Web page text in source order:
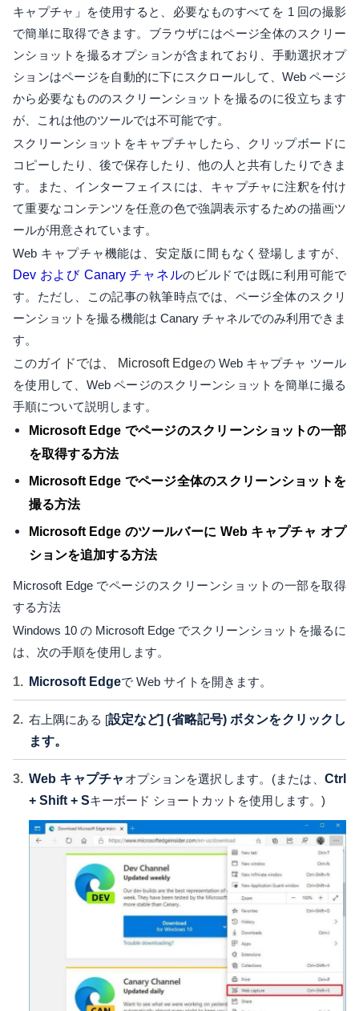
キャプチャ」を使用すると、必要なものすべてを 1 回の撮影
で簡単に取得できます。ブラウザにはページ全体のスクリー
ンショットを撮るオプションが含まれており、手動選択オプ
ションはページを自動的に下にスクロールして、Web ページ
から必要なもののスクリーンショットを撮るのに役立ちます
が、これは他のツールでは不可能です。
スクリーンショットをキャプチャしたら、クリップボードに
コピーしたり、後で保存したり、他の人と共有したりできま
す。また、インターフェイスには、キャプチャに注釈を付け
て重要なコンテンツを任意の色で強調表示するための描画ツ
ールが用意されています。
Web キャプチャ機能は、安定版に間もなく登場しますが、
Dev および Canary チャネルのビルドでは既に利用可能で
す。ただし、この記事の執筆時点では、ページ全体のスクリ
ーンショットを撮る機能は Canary チャネルでのみ利用できま
す。
このガイドでは、 Microsoft Edgeの Web キャプチャ ツール
を使用して、Web ページのスクリーンショットを簡単に撮る
手順について説明します。
Microsoft Edge でページのスクリーンショットの一部
を取得する方法
Microsoft Edge でページ全体のスクリーンショットを
撮る方法
Microsoft Edge のツールバーに Web キャプチャ オプ
ションを追加する方法
Microsoft Edge でページのスクリーンショットの一部を取得
する方法
Windows 10 の Microsoft Edge でスクリーンショットを撮るに
は、次の手順を使用します。
Microsoft Edgeで Web サイトを開きます。
右上隅にある [設定など] (省略記号) ボタンをクリックし
ます。
Web キャプチャ オプションを選択します。(または、Ctrl
+ Shift + Sキーボード ショートカットを使用します。)